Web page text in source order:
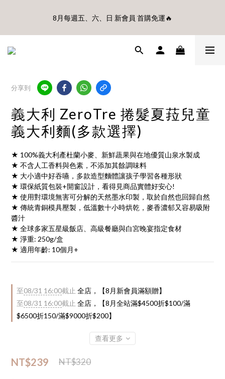
Disney輕量摺疊椅(不累贈)🎊
8月每週五、六、日 新會員 首購免運🔥
🎊8月底前、首購滿$3500贈UBMOM透明防水提袋 滿$6500贈
分享到
義大利 ZeroTre 捲髮夏菈兒童
義大利麵(多款選擇)
★ 100%義大利產杜蘭小麥、新鮮蔬果與在地優質山泉水製成
★ 不含人工香料與色素，不添加其餘調味料
★ 大小適中好吞嚥，多款造型麵體讓孩子學習各種形狀
★ 環保紙質包裝+開窗設計，看得見商品實體好安心!
★ 使用對環境無害可分解的天然墨水印製，取於自然也回歸自然
★ 傳統青銅模具壓製，低溫數十小時烘乾，麥香濃郁又容易吸附
醬汁
★ 全球多家五星級飯店、高級餐廳與白宮晚宴指定食材
★ 淨重: 250g/盒
★ 適用年齡: 10個月+
至08/31 16:00截止 全店，【8月新會員滿額贈】
至08/31 16:00截止 全店，【8月全站滿$4500折$100/滿
$6500折150/滿$9000折$200】
查看更多
NT$239 NT$320